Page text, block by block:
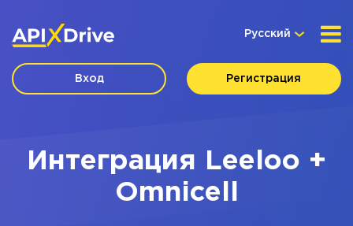
Русский
Вход Регистрация
Интеграция Leeloo +
Omnicell